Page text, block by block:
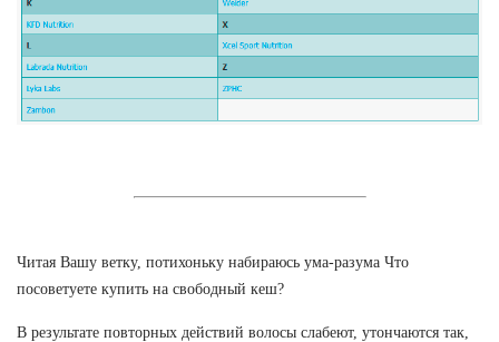
Читая Вашу ветку, потихоньку набираюсь ума-разума Что
посоветуете купить на свободный кеш?
В результате повторных действий волосы слабеют, утончаются так,